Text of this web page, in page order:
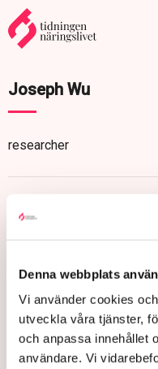
Denna webbplats
Vi använder cookies
utveckla våra tjänster,
och anpassa innehållet
användare. Vi
Joseph Wu
researcher